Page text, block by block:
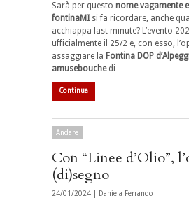
Sarà per questo nome vagamente
fontinaMIsi fa ricordare, anche
acchiappa last minute? L’evento
ufficialmente il 25/2 e, con esso,
assaggiare la Fontina DOP
amusebouchedi …
Continua
Andare
Con “Linee d’Olio”,
(di)segno
24/01/2024 | Daniela Ferrando